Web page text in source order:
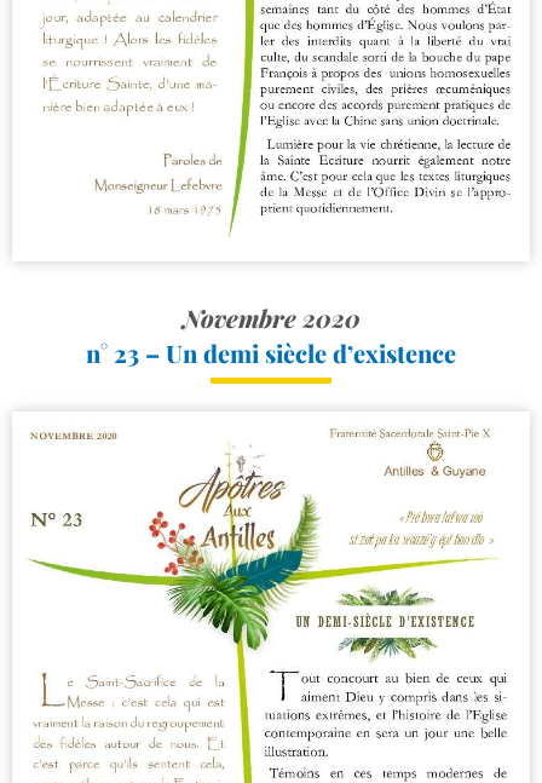
Novembre 2020
n° 23 – Un demi siècle d’existence